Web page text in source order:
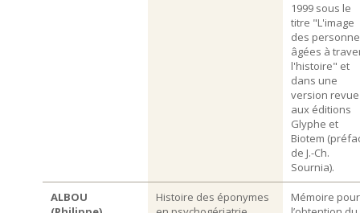
1999 sous le
titre "L'image
des
âgées à
l'histoire" et
dans une
version revue
aux éditions
Glyphe et
Biotem
de J.-Ch.
Sournia).
ALBOU
Histoire des éponymes
Mémoire pour